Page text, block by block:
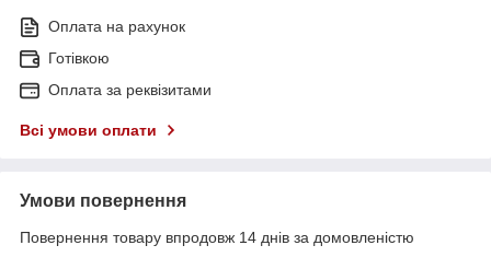
Оплата на рахунок
Готівкою
Оплата за реквізитами
Всі умови оплати
Умови повернення
Повернення товару впродовж 14 днів за домовленістю